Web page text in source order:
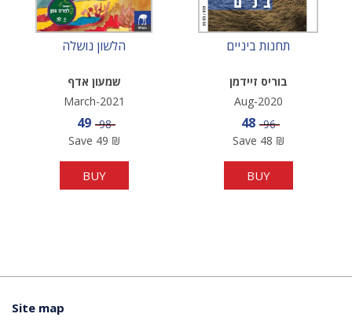
הלשון נושלה
שמעון אדף
March-2021
Sale price
49 Price
98
Save 49 ₪
BUY
תחנות ביניים
בוריס זיידמן
Aug-2020
Sale price
48 Price
96
Save 48 ₪
BUY
Site map